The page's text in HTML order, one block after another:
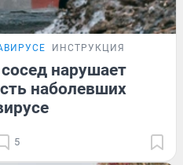
ИНСТРУКЦИЯ
нарушает
наболевших
5